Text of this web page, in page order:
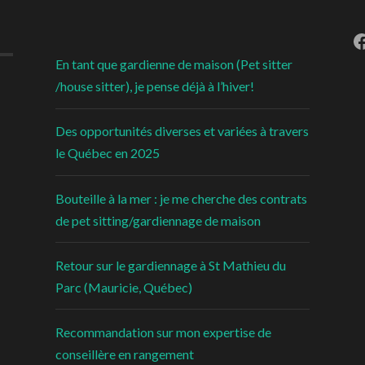
En tant que gardienne de maison (Pet sitter
/house sitter), je pense déjà à l’hiver!
Des opportunités diverses et variées à travers
le Québec en 2025
Bouteille à la mer : je me cherche des contrats
de pet sitting/gardiennage de maison
Retour sur le gardiennage à St Mathieu du
Parc (Mauricie, Québec)
Recommandation sur mon expertise de
conseillère en rangement